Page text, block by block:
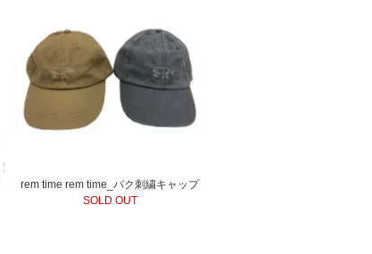
rem time rem time_バク刺繍キャップ
SOLD OUT